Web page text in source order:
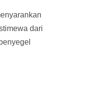
dari